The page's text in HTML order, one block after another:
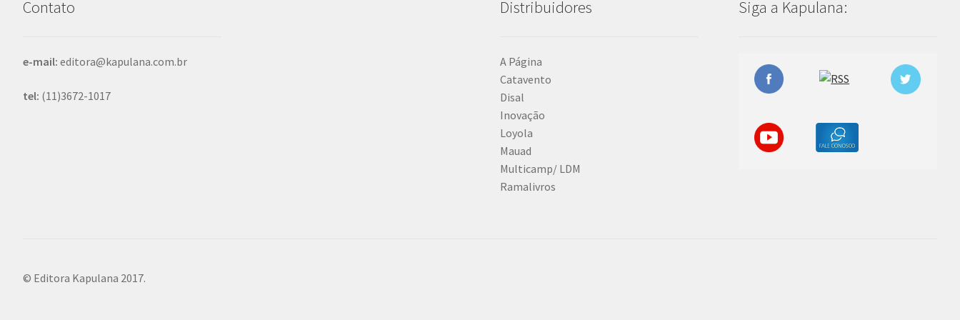
Contato
e-mail: editora@kapulana.com.br
tel: (11)3672-1017
Distribuidores
A Página
Catavento
Disal
Inovação
Loyola
Mauad
Multicamp/ LDM
Ramalivros
Siga a Kapulana:
© Editora Kapulana 2017.